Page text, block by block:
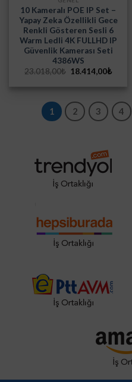
10 Kameralı POE IP Set –
Yapay Zeka Özellikli Gece
Renkli Gösteren Sesli 6
Warm Ledli 4K FULLHD IP
Güvenlik Kamerası Seti
4386WS
23.018,00₺ Orijinal
23.018,00₺.
18.414,00₺Şu
fiyat:
1 2 3 4